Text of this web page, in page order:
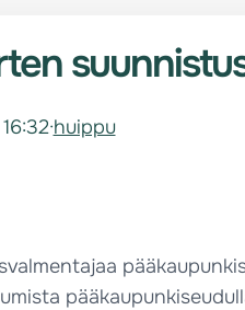
16:32·huippu